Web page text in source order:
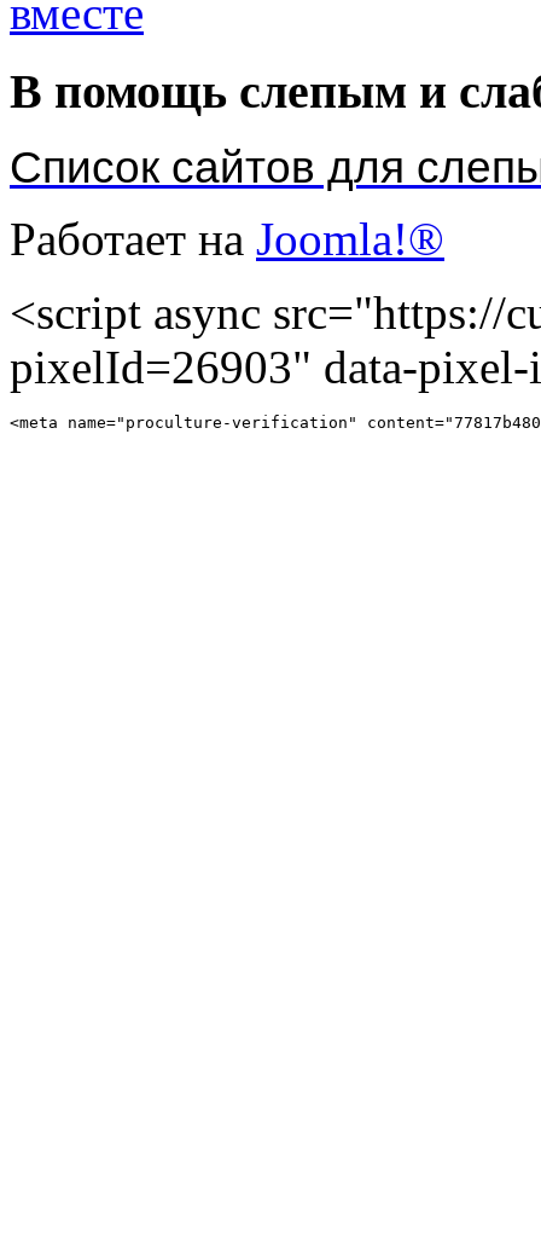
В помощь слепым и
Список сайтов для
Работает на Joomla!®
<script async src="https://
pixelId=26903" data-
<meta name="proculture-verification"